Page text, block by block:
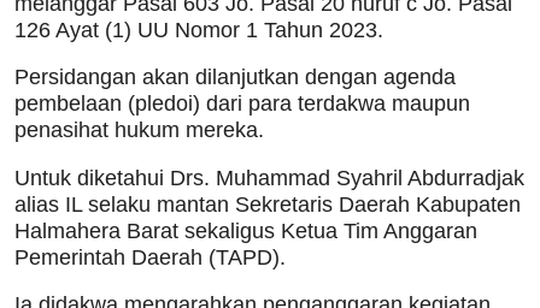
126 Ayat (1) UU Nomor 1 Tahun 2023.
Persidangan akan dilanjutkan dengan agenda
pembelaan (pledoi) dari para terdakwa maupun
penasihat hukum mereka.
Untuk diketahui Drs. Muhammad Syahril Abdurradjak
alias IL selaku mantan Sekretaris Daerah Kabupaten
Halmahera Barat sekaligus Ketua Tim Anggaran
Pemerintah Daerah (TAPD).